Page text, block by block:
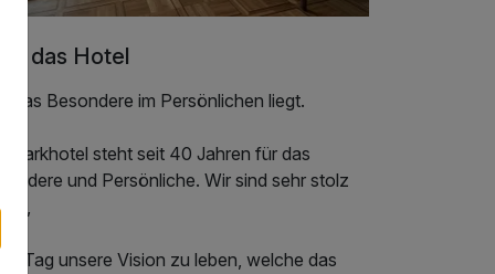
das Hotel
das Besondere im Persönlichen liegt.
Parkhotel steht seit 40 Jahren für das
und Persönliche. Wir sind sehr stolz
Tag unsere Vision zu leben, welche das